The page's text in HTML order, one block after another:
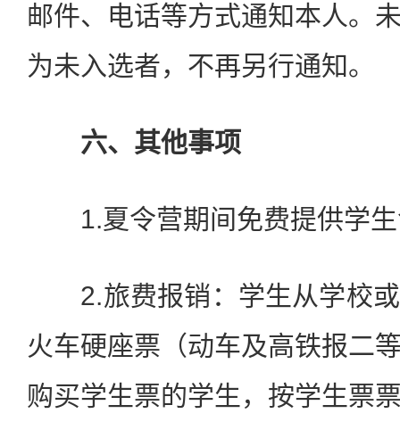
邮件、电话等方式通知本人。
为未入选者，不再另行通知。
六、其他事项
1.夏令营期间免费提供学生
2.旅费报销：学生从学校或
火车硬座票（动车及高铁报二
购买学生票的学生，按学生票